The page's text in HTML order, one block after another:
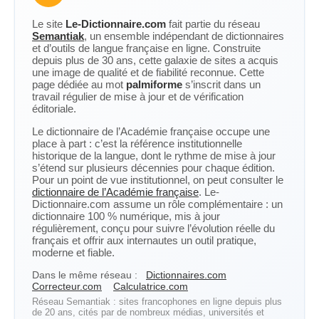
Le site Le-Dictionnaire.com fait partie du réseau
Semantiak, un ensemble indépendant de dictionnaires
et d’outils de langue française en ligne. Construite
depuis plus de 30 ans, cette galaxie de sites a acquis
une image de qualité et de fiabilité reconnue. Cette
page dédiée au mot palmiforme s’inscrit dans un
travail régulier de mise à jour et de vérification
éditoriale.
Le dictionnaire de l’Académie française occupe une
place à part : c’est la référence institutionnelle
historique de la langue, dont le rythme de mise à jour
s’étend sur plusieurs décennies pour chaque édition.
Pour un point de vue institutionnel, on peut consulter le
dictionnaire de l’Académie française. Le-
Dictionnaire.com assume un rôle complémentaire : un
dictionnaire 100 % numérique, mis à jour
régulièrement, conçu pour suivre l’évolution réelle du
français et offrir aux internautes un outil pratique,
moderne et fiable.
Dans le même réseau :
Dictionnaires.com
Correcteur.com
Calculatrice.com
Réseau Semantiak : sites francophones en ligne depuis plus
de 20 ans, cités par de nombreux médias, universités et